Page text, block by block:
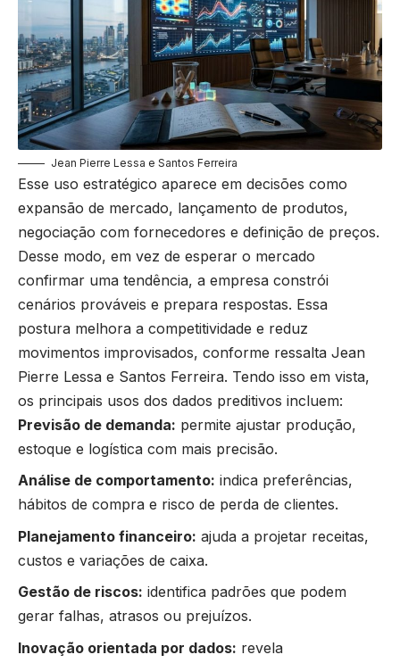
Jean Pierre Lessa e Santos Ferreira
Esse uso estratégico aparece em decisões como
expansão de mercado, lançamento de produtos,
negociação com fornecedores e definição de preços.
Desse modo, em vez de esperar o mercado
confirmar uma tendência, a empresa constrói
cenários prováveis e prepara respostas. Essa
postura melhora a competitividade e reduz
movimentos improvisados, conforme ressalta Jean
Pierre Lessa e Santos Ferreira. Tendo isso em vista,
os principais usos dos dados preditivos incluem:
Previsão de demanda: permite ajustar produção,
estoque e logística com mais precisão.
Análise de comportamento: indica preferências,
hábitos de compra e risco de perda de clientes.
Planejamento financeiro: ajuda a projetar receitas,
custos e variações de caixa.
Gestão de riscos: identifica padrões que podem
gerar falhas, atrasos ou prejuízos.
Inovação orientada por dados: revela